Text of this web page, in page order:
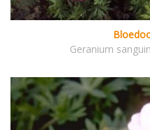
Geranium